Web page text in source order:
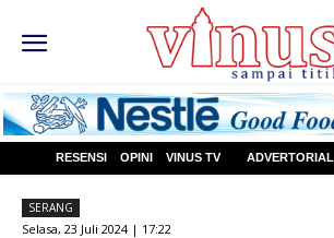
RESENSI OPINI VINUS TV ADVERTORIAL
SERANG
Selasa, 23 Juli 2024 | 17:22